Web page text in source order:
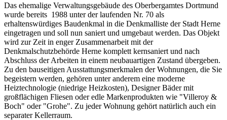
Das ehemalige Verwaltungsgebäude des Oberbergamtes Dortmund
wurde bereits 1988 unter der laufenden Nr. 70 als
erhaltenswürdiges Baudenkmal in die Denkmalliste der Stadt Herne
eingetragen und soll nun saniert und umgebaut werden. Das Objekt
wird zur Zeit in enger Zusammenarbeit mit der
Denkmalschutzbehörde Herne komplett kernsaniert und nach
Abschluss der Arbeiten in einem neubauartigen Zustand übergeben.
Zu den bauseitigen Ausstattungsmerkmalen der Wohnungen, die Sie
begeistern werden, gehören unter anderem eine moderne
Heiztechnologie (niedrige Heizkosten), Designer Bäder mit
großflächigen Fliesen oder edle Markenprodukten wie "Villeroy &
Boch" oder "Grohe". Zu jeder Wohnung gehört natürlich auch ein
separater Kellerraum.